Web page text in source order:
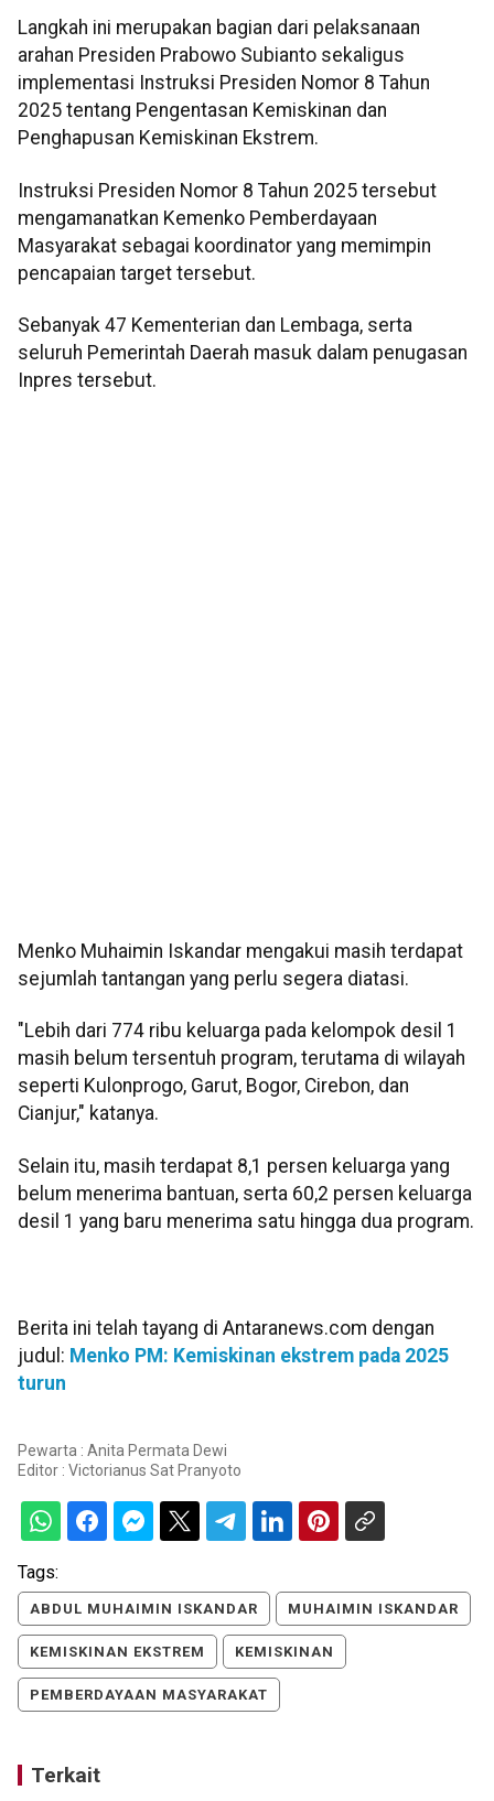
Langkah ini merupakan bagian dari pelaksanaan
arahan Presiden Prabowo Subianto sekaligus
implementasi Instruksi Presiden Nomor 8 Tahun
2025 tentang Pengentasan Kemiskinan dan
Penghapusan Kemiskinan Ekstrem.
Instruksi Presiden Nomor 8 Tahun 2025 tersebut
mengamanatkan Kemenko Pemberdayaan
Masyarakat sebagai koordinator yang memimpin
pencapaian target tersebut.
Sebanyak 47 Kementerian dan Lembaga, serta
seluruh Pemerintah Daerah masuk dalam penugasan
Inpres tersebut.
Menko Muhaimin Iskandar mengakui masih terdapat
sejumlah tantangan yang perlu segera diatasi.
"Lebih dari 774 ribu keluarga pada kelompok desil 1
masih belum tersentuh program, terutama di wilayah
seperti Kulonprogo, Garut, Bogor, Cirebon, dan
Cianjur," katanya.
Selain itu, masih terdapat 8,1 persen keluarga yang
belum menerima bantuan, serta 60,2 persen keluarga
desil 1 yang baru menerima satu hingga dua program.
Berita ini telah tayang di Antaranews.com dengan
judul: Menko PM: Kemiskinan ekstrem pada 2025
turun
Pewarta : Anita Permata Dewi
Editor : Victorianus Sat Pranyoto
Tags:
ABDUL MUHAIMIN ISKANDAR MUHAIMIN ISKANDAR
KEMISKINAN EKSTREM KEMISKINAN
PEMBERDAYAAN MASYARAKAT
Terkait